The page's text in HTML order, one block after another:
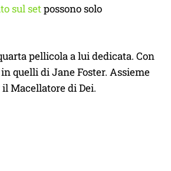
sul setpossono solo
pellicola a lui dedicata. Con
in quelli di Jane Foster. Assieme
Macellatore di Dei.